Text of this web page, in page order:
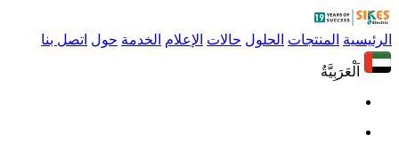
الرئيسية المنتجات الحلول حالات الإعلام الخدمة حول اتصل بنا
اَلْعَرَبِيَّةُ